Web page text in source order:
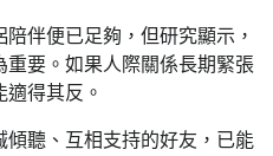
伴便已足夠，但研究顯示，
重要。如果人際關係長期緊張
得其反。
聽、互相支持的好友，已能